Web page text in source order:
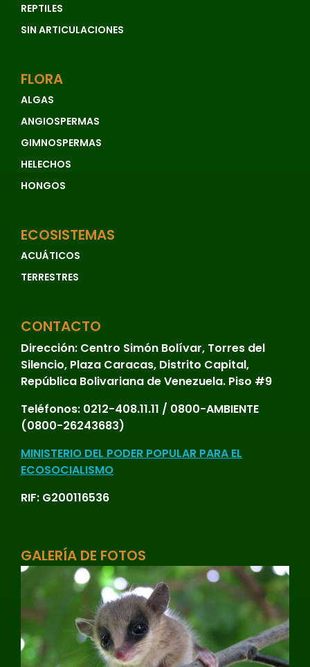
REPTILES
SIN ARTICULACIONES
FLORA
ALGAS
ANGIOSPERMAS
GIMNOSPERMAS
HELECHOS
HONGOS
ECOSISTEMAS
ACUÁTICOS
TERRESTRES
CONTACTO
Dirección: Centro Simón Bolívar, Torres del
Silencio, Plaza Caracas, Distrito Capital,
República Bolivariana de Venezuela. Piso #9
Teléfonos: 0212-408.11.11 / 0800-AMBIENTE
(0800-26243683)
MINISTERIO DEL PODER POPULAR PARA EL
ECOSOCIALISMO
RIF: G200116536
GALERÍA DE FOTOS